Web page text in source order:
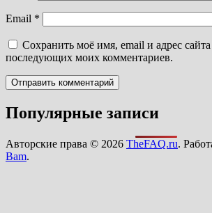
Email *
Сохранить моё имя, email и адрес сайта
последующих моих комментариев.
Популярные записи
Авторские права © 2026 TheFAQ.ru.
Bam.